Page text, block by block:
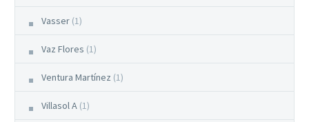
Vasser (1)
Vaz Flores (1)
Ventura Martínez (1)
Villasol A (1)